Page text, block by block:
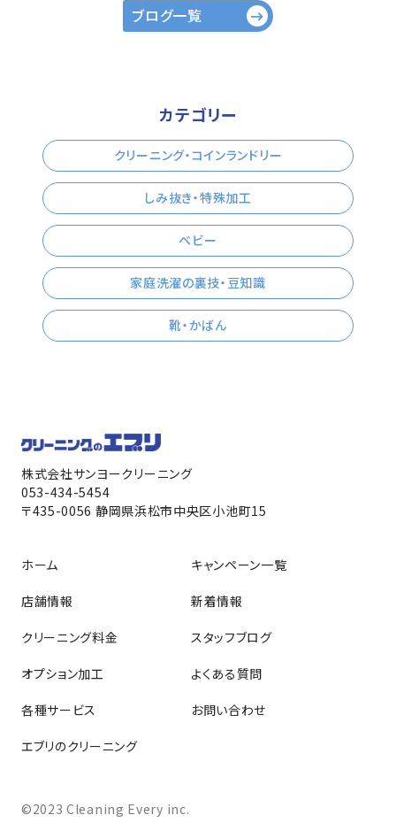
ブログ一覧
カテゴリー
クリーニング・コインランドリー
しみ抜き・特殊加工
ベビー
家庭洗濯の裏技・豆知識
靴・かばん
株式会社サンヨークリーニング
053-434-5454
〒435-0056 静岡県浜松市中央区小池町15
ホーム
店舗情報
クリーニング料金
オプション加工
各種サービス
エブリのクリーニング
キャンペーン一覧
新着情報
スタッフブログ
よくある質問
お問い合わせ
©2023 Cleaning Every inc.